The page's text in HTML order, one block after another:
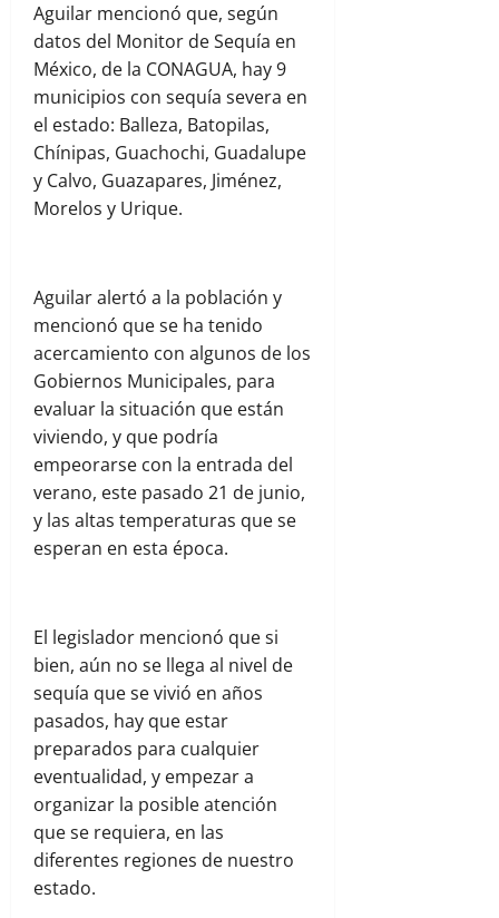
Aguilar mencionó que, según
datos del Monitor de Sequía en
México, de la CONAGUA, hay 9
municipios con sequía severa en
el estado: Balleza, Batopilas,
Chínipas, Guachochi, Guadalupe
y Calvo, Guazapares, Jiménez,
Morelos y Urique.
Aguilar alertó a la población y
mencionó que se ha tenido
acercamiento con algunos de los
Gobiernos Municipales, para
evaluar la situación que están
viviendo, y que podría
empeorarse con la entrada del
verano, este pasado 21 de junio,
y las altas temperaturas que se
esperan en esta época.
El legislador mencionó que si
bien, aún no se llega al nivel de
sequía que se vivió en años
pasados, hay que estar
preparados para cualquier
eventualidad, y empezar a
organizar la posible atención
que se requiera, en las
diferentes regiones de nuestro
estado.